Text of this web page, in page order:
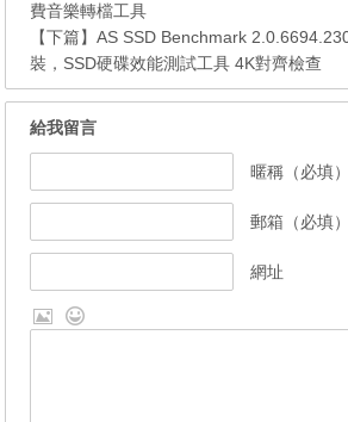
費音樂轉檔工具
【下篇】AS SSD Benchmark
裝，SSD硬碟效能測試工具 4K對齊檢查
給我留言
暱稱（必填）
郵箱（必填）
網址